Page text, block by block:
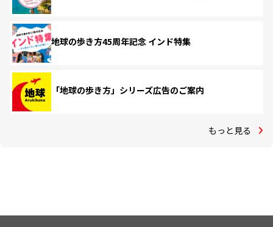
地球の歩き方45周年記念 インド特集
「地球の歩き方」シリーズ広告のご案内
もっと見る